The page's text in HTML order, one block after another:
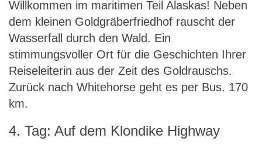
Willkommen im maritimen Teil Alaskas! Neben
dem kleinen Goldgräberfriedhof rauscht der
Wasserfall durch den Wald. Ein
stimmungsvoller Ort für die Geschichten Ihrer
Reiseleiterin aus der Zeit des Goldrauschs.
Zurück nach Whitehorse geht es per Bus. 170
km.
4. Tag: Auf dem Klondike Highway